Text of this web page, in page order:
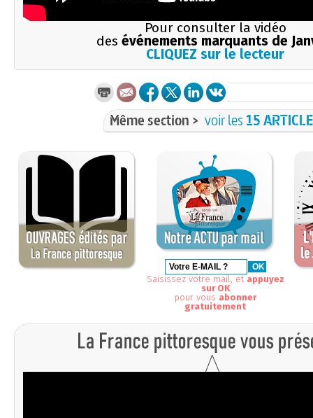
Pour consulter la vidéo
des événements marquants de
CLIQUEZ sur le lecteur
Même section > voir les 15
Saisissez votre mail, et appuyez
sur OK
pour vous abonner
gratuitement